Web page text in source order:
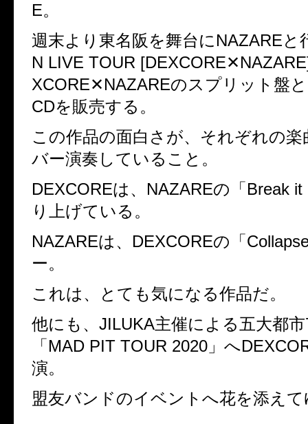
E。
週末より東名阪を舞台にNAZAREと
N LIVE TOUR
XCORE✕NAZAREのスプリット盤
CDを販売する。
この作品の面白さが、それぞれの
バー演奏していること。
DEXCOREは、NAZAREの「Break
り上げている。
NAZAREは、DEXCOREの「
ー。
これは、とても気になる作品だ。
他にも、JILUKA主催による五大都
「MAD PIT TOUR 2020」へ
演。
盟友バンドのイベントへ花を添え